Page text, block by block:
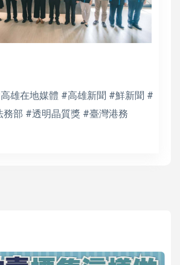
雄在地媒體 #高雄新聞 #鮮新聞 #
務部 #透明晶質獎 #臺灣港務